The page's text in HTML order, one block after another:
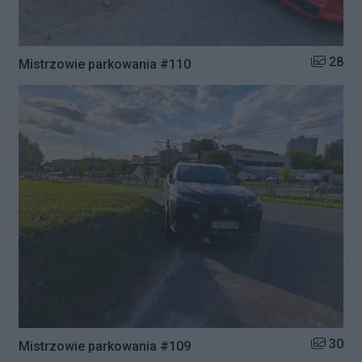
Mistrzowie parkowania #110 Liczba
28
Mistrzowie parkowania #109 Liczba
30